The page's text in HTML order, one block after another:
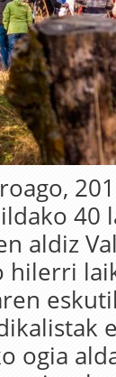
40
aldiz
hilerri
ogia